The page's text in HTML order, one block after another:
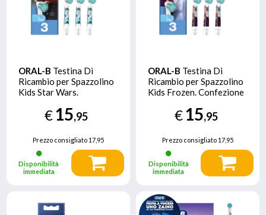
ORAL-B Testina Di
Ricambio per Spazzolino
Kids Star Wars.
€15,95
Prezzo consigliato17,95
Disponibilità
immediata
ORAL-B Testina Di
Ricambio per Spazzolino
Kids Frozen. Confezione
€15,95
Prezzo consigliato 17,95
Disponibilità
immediata